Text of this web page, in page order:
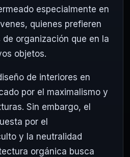
especialmente en
quienes prefieren
organización que en la
objetos.
de interiores en
por el maximalismo y
Sin embargo, el
por el
y la neutralidad
orgánica busca